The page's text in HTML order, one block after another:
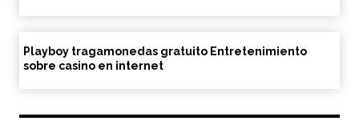
Playboy tragamonedas gratuito Entretenimiento
sobre casino en internet